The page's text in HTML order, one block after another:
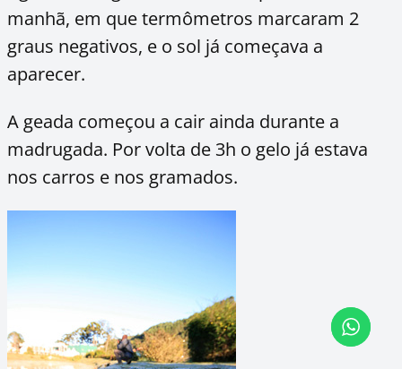
manhã, em que termômetros marcaram 2
graus negativos, e o sol já começava a
aparecer.
A geada começou a cair ainda durante a
madrugada. Por volta de 3h o gelo já estava
nos carros e nos gramados.